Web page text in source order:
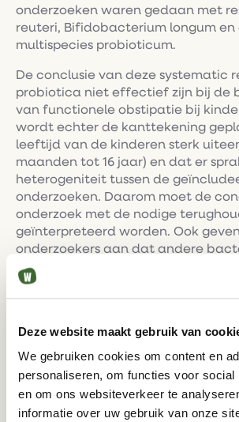
Deze website maakt gebruik van
We gebruiken cookies om content en
personaliseren, om functies voor social
en om ons websiteverkeer te
informatie over uw gebruik van onze
onderzoeken waren gedaan met
reuteri, Bifidobacterium longum en
multispecies probioticum.
De conclusie van deze systematic
probiotica niet effectief zijn bij de
van functionele obstipatie bij
wordt echter de kanttekening
leeftijd van de kinderen sterk
maanden tot 16 jaar) en dat er
heterogeniteit tussen de
onderzoeken. Daarom moet de
onderzoek met de nodige
geïnterpreteerd worden. Ook
onderzoekers aan dat andere
(op zichzelf of in combinatie)
kunnen zijn en dat er meer
onder grotere groepen kinderen.
PROBIOTICA IS
VOOR KINDEREN MET
Uit bovenstaande onderzoeken
dat specifieke probiotica in staat